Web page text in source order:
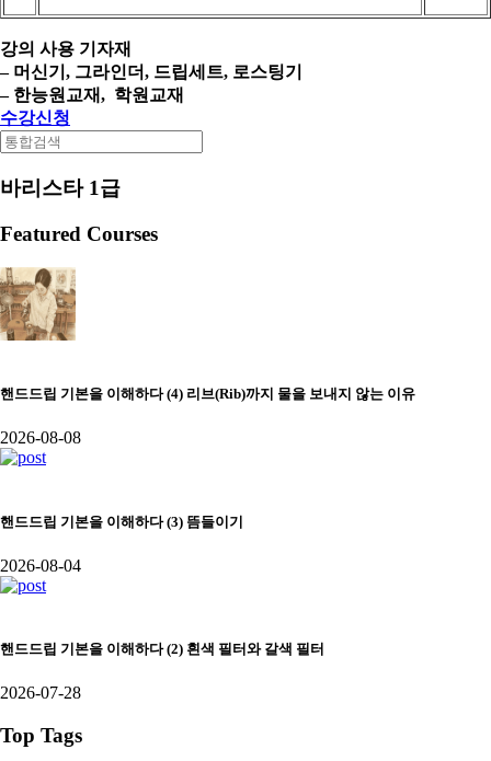
강의 사용 기자재
– 머신기, 그라인더, 드립세트, 로스팅기
– 한능원교재, 학원교재
수강신청
바리스타 1급
Featured Courses
핸드드립 기본을 이해하다 (4) 리브(Rib)까지 물을 보내지 않는 이유
2026-08-08
핸드드립 기본을 이해하다 (3) 뜸들이기
2026-08-04
핸드드립 기본을 이해하다 (2) 흰색 필터와 갈색 필터
2026-07-28
Top Tags